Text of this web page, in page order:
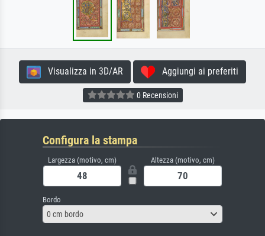
Visualizza in 3D/AR Aggiungi ai preferiti
0 Recensioni
Configura la stampa
Largezza (motivo, cm) Altezza (motivo, cm)
Bordo
0 cm bordo